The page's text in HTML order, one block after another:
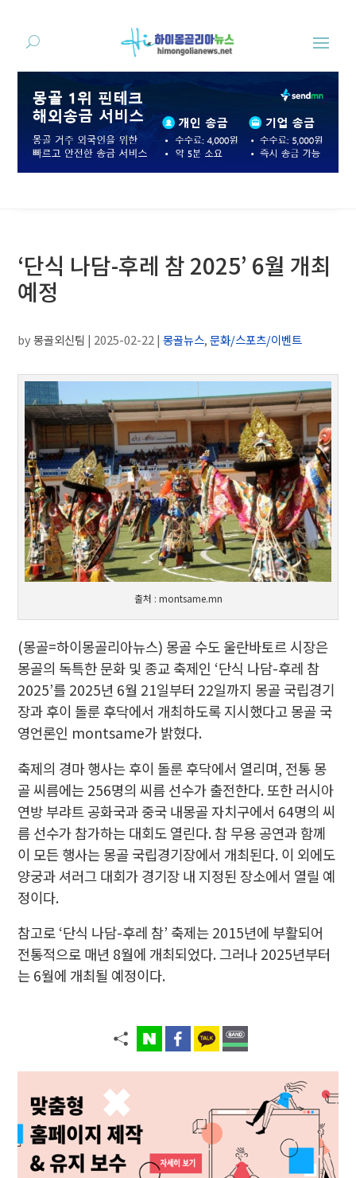
‘단식 나담-후레 참 2025’ 6월 개최
예정
by몽골외신팀 | 2025-02-22 |몽골뉴스,문화/스포츠/이벤트
출처 : montsame.mn
(몽골=하이몽골리아뉴스) 몽골 수도 울란바토르 시장은
몽골의 독특한 문화 및 종교 축제인 ‘단식 나담-후레 참
2025’를 2025년 6월 21일부터 22일까지 몽골 국립경기
장과 후이 돌룬 후닥에서 개최하도록 지시했다고 몽골 국
영언론인 montsame가 밝혔다.
축제의 경마 행사는 후이 돌룬 후닥에서 열리며, 전통 몽
골 씨름에는 256명의 씨름 선수가 출전한다. 또한 러시아
연방 부랴트 공화국과 중국 내몽골 자치구에서 64명의 씨
름 선수가 참가하는 대회도 열린다. 참 무용 공연과 함께
이 모든 행사는 몽골 국립경기장에서 개최된다. 이 외에도
양궁과 셔러그 대회가 경기장 내 지정된 장소에서 열릴 예
정이다.
참고로 ‘단식 나담-후레 참’ 축제는 2015년에 부활되어
전통적으로 매년 8월에 개최되었다. 그러나 2025년부터
는 6월에 개최될 예정이다.